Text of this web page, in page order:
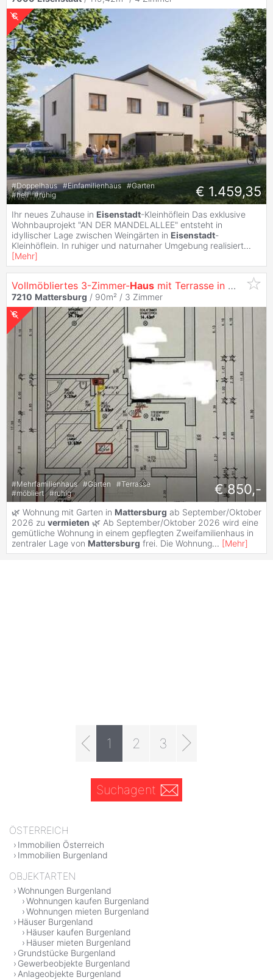
#Doppelhaus #Einfamilienhaus #Garten
#hell #ruhig € 1.459,35
Ihr neues Zuhause in Eisenstadt-Kleinhöflein Das exklusive
Wohnbauprojekt "AN DER MANDELALLEE" entsteht in
idyllischer Lage zwischen Weingärten in Eisenstadt-
Kleinhöflein. In ruhiger und naturnaher Umgebung realisiert...
[Mehr]
Vollmöbliertes 3-Zimmer-Haus mit Terrasse in
7210 Mattersburg / 90m² / 3 Zimmer
#Mehrfamilienhaus #Garten #Terrasse
#möbliert #ruhig € 850,-
🌿 Wohnung mit Garten in Mattersburg ab September/Oktober
2026 zu vermieten 🌿 Ab September/Oktober 2026 wird eine
gemütliche Wohnung in einem gepflegten Zweifamilienhaus in
zentraler Lage von Mattersburg frei. Die Wohnung... [Mehr]
1 2 3
Suchagent
ÖSTERREICH
Immobilien Österreich
Immobilien Burgenland
OBJEKTARTEN
Wohnungen Burgenland
Wohnungen kaufen Burgenland
Wohnungen mieten Burgenland
Häuser Burgenland
Häuser kaufen Burgenland
Häuser mieten Burgenland
Grundstücke Burgenland
Gewerbeobjekte Burgenland
Anlageobjekte Burgenland